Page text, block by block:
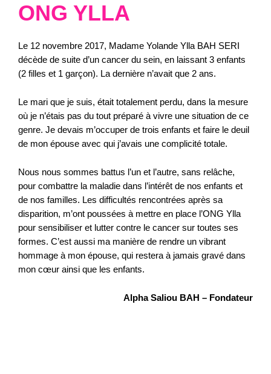
ONG YLLA
Le 12 novembre 2017, Madame Yolande Ylla BAH SERI
décède de suite d’un cancer du sein, en laissant 3 enfants
(2 filles et 1 garçon). La dernière n’avait que 2 ans.
Le mari que je suis, était totalement perdu, dans la mesure
où je n’étais pas du tout préparé à vivre une situation de ce
genre. Je devais m’occuper de trois enfants et faire le deuil
de mon épouse avec qui j’avais une complicité totale.
Nous nous sommes battus l’un et l’autre, sans relâche,
pour combattre la maladie dans l’intérêt de nos enfants et
de nos familles. Les difficultés rencontrées après sa
disparition, m’ont poussées à mettre en place l’ONG Ylla
pour sensibiliser et lutter contre le cancer sur toutes ses
formes. C’est aussi ma manière de rendre un vibrant
hommage à mon épouse, qui restera à jamais gravé dans
mon cœur ainsi que les enfants.
Alpha Saliou BAH – Fondateur